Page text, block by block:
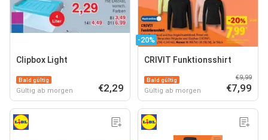
Clipbox Light
Bald gültig
Gültig ab morgen €2,29
-20%
CRIVIT Funktionsshirt
Bald gültig
Gültig ab morgen
€9,99
€7,99